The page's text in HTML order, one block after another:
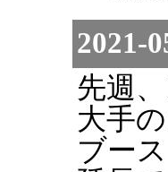
2021-
先週
大手
ブー